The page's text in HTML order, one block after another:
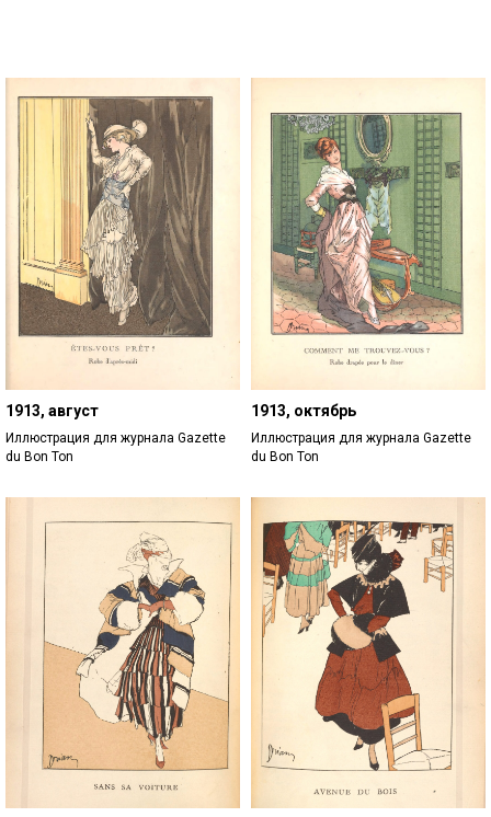
1913, август
Иллюстрация для журнала Gazette
du Bon Ton
1913, октябрь
Иллюстрация для журнала Gazette
du Bon Ton